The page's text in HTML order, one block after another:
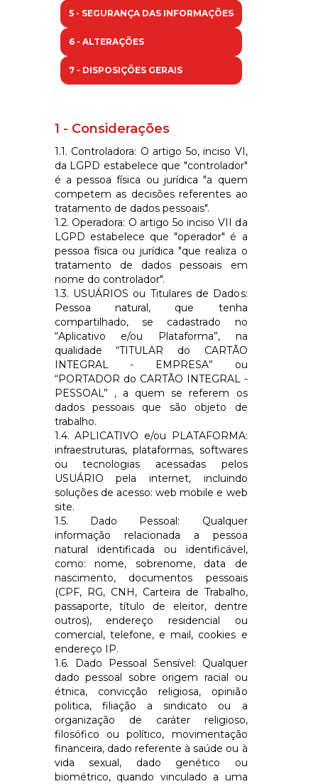
5 - SEGURANÇA DAS INFORMAÇÕES
6 - ALTERAÇÕES
7 - DISPOSIÇÕES GERAIS
1 - Considerações
1.1. Controladora: O artigo 5o, inciso VI,
da LGPD estabelece que "controlador"
é a pessoa física ou jurídica "a quem
competem as decisões referentes ao
tratamento de dados pessoais".
1.2. Operadora: O artigo 5o inciso VII da
LGPD estabelece que "operador" é a
pessoa física ou jurídica "que realiza o
tratamento de dados pessoais em
nome do controlador".
1.3. USUÁRIOS ou Titulares de Dados:
Pessoa natural, que tenha
compartilhado, se cadastrado no
“Aplicativo e/ou Plataforma”, na
qualidade “TITULAR do CARTÃO
INTEGRAL - EMPRESA” ou
“PORTADOR do CARTÃO INTEGRAL -
PESSOAL ” , a quem se referem os
dados pessoais que são objeto de
trabalho.
1.4. APLICATIVO e/ou PLATAFORMA:
infraestruturas, plataformas, softwares
ou tecnologias acessadas pelos
USUÁRIO pela internet, incluindo
soluções de acesso: web mobile e web
site.
1.5. Dado Pessoal: Qualquer
informação relacionada a pessoa
natural identificada ou identificável,
como: nome, sobrenome, data de
nascimento, documentos pessoais
(CPF, RG, CNH, Carteira de Trabalho,
passaporte, título de eleitor, dentre
outros), endereço residencial ou
comercial, telefone, e mail, cookies e
endereço IP.
1.6. Dado Pessoal Sensível: Qualquer
dado pessoal sobre origem racial ou
étnica, convicção religiosa, opinião
politica, filiação a sindicato ou a
organização de caráter religioso,
filosófico ou político, movimentação
financeira, dado referente à saúde ou à
vida sexual, dado genético ou
biométrico, quando vinculado a uma